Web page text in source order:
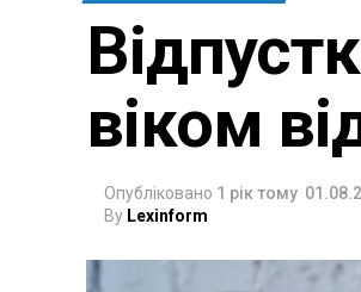
віком
Опубліковано 1 рік тому
By Lexinform